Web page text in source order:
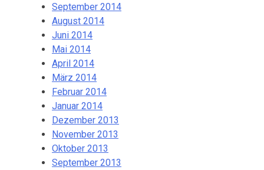
September 2014
August 2014
Juni 2014
Mai 2014
April 2014
März 2014
Februar 2014
Januar 2014
Dezember 2013
November 2013
Oktober 2013
September 2013